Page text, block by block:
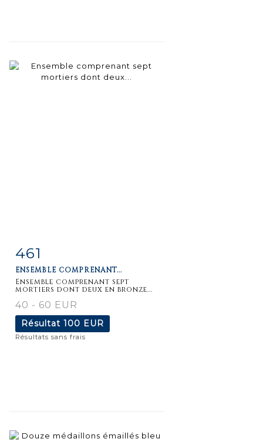
Fiche
461
ENSEMBLE COMPRENANT...
Ensemble comprenant sept
mortiers dont deux en bronze...
40 - 60 EUR
Résultat 100 EUR
Résultats sans frais